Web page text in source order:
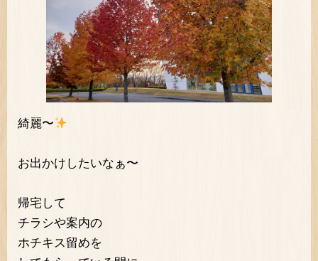
綺麗〜
お出かけしたいなぁ〜
帰宅して
チラシや案内の
ホチキス留めを